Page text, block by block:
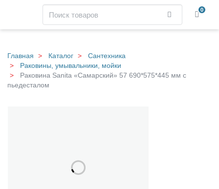
main
content
Найти 0
Главная Каталог
Сантехника
Раковины, умывальники, мойки
Раковина Sanita «Самарский» 57 690*575*445 мм с
пьедесталом